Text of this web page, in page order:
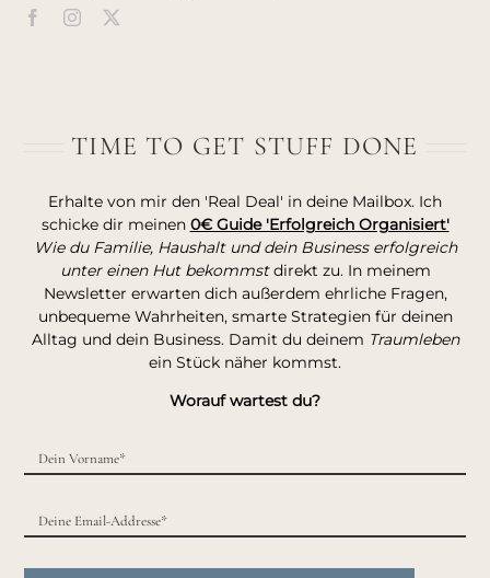
TIME TO GET STUFF DONE
Erhalte von mir den 'Real Deal' in deine Mailbox. Ich
schicke dir meinen 0€ Guide 'Erfolgreich Organisiert'
Wie du Familie, Haushalt und dein Business erfolgreich
unter einen Hut bekommstdirekt zu. In meinem
Newsletter erwarten dich außerdem ehrliche Fragen,
unbequeme Wahrheiten, smarte Strategien für deinen
Alltag und dein Business. Damit du deinem Traumleben
ein Stück näher kommst.
Worauf wartest du?